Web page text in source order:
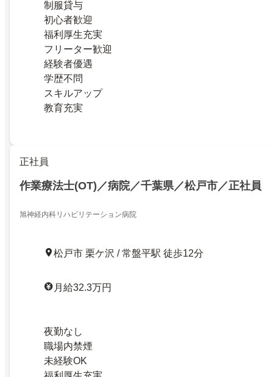
制服貸与
初心者歓迎
福利厚生充実
フリーター歓迎
経験者優遇
学歴不問
スキルアップ
教育充実
正社員
作業療法士(OT)／病院／千葉県／松戸市／正社員
旭神経内科リハビリテーション病院
松戸市 栗ケ沢 / 常盤平駅 徒歩12分
月給32.3万円
夜勤なし
職場内禁煙
未経験OK